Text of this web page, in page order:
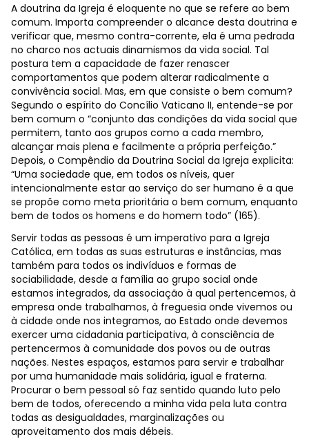
A doutrina da Igreja é eloquente no que se refere ao bem
comum. Importa compreender o alcance desta doutrina e
verificar que, mesmo contra-corrente, ela é uma pedrada
no charco nos actuais dinamismos da vida social. Tal
postura tem a capacidade de fazer renascer
comportamentos que podem alterar radicalmente a
convivência social. Mas, em que consiste o bem comum?
Segundo o espírito do Concílio Vaticano II, entende-se por
bem comum o “conjunto das condições da vida social que
permitem, tanto aos grupos como a cada membro,
alcançar mais plena e facilmente a própria perfeição.”
Depois, o Compêndio da Doutrina Social da Igreja explicita:
“Uma sociedade que, em todos os níveis, quer
intencionalmente estar ao serviço do ser humano é a que
se propõe como meta prioritária o bem comum, enquanto
bem de todos os homens e do homem todo” (165).
Servir todas as pessoas é um imperativo para a Igreja
Católica, em todas as suas estruturas e instâncias, mas
também para todos os indivíduos e formas de
sociabilidade, desde a família ao grupo social onde
estamos integrados, da associação à qual pertencemos, à
empresa onde trabalhamos, à freguesia onde vivemos ou
à cidade onde nos integramos, ao Estado onde devemos
exercer uma cidadania participativa, à consciência de
pertencermos à comunidade dos povos ou de outras
nações. Nestes espaços, estamos para servir e trabalhar
por uma humanidade mais solidária, igual e fraterna.
Procurar o bem pessoal só faz sentido quando luto pelo
bem de todos, oferecendo a minha vida pela luta contra
todas as desigualdades, marginalizações ou
aproveitamento dos mais débeis.